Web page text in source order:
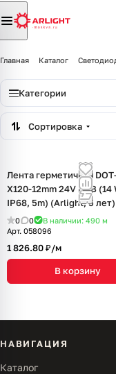
Главная Каталог
Категории
Сортировка
Лента герметичная
X120-12mm 24V RGB (14
IP68, 5m) (Arlight, 5 лет)
0 0 В наличии: 490 м
Арт. 058096
1 826.80 ₽/м
В корзину
НАВИГАЦИЯ
Каталог